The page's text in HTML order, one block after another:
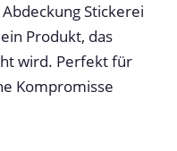
Stickerei
Produkt, das
wird. Perfekt für
Kompromisse